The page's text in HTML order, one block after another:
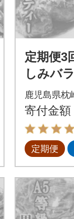
定期便
しみバ
ット(薩
豚・さ
ぐろ
鹿児島県枕
寄付金額
定期便